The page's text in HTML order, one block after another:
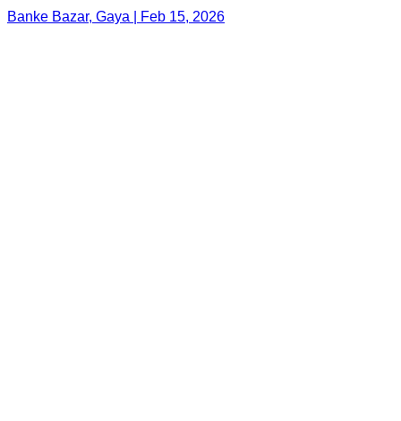
Banke Bazar, Gaya | Feb 15, 2026